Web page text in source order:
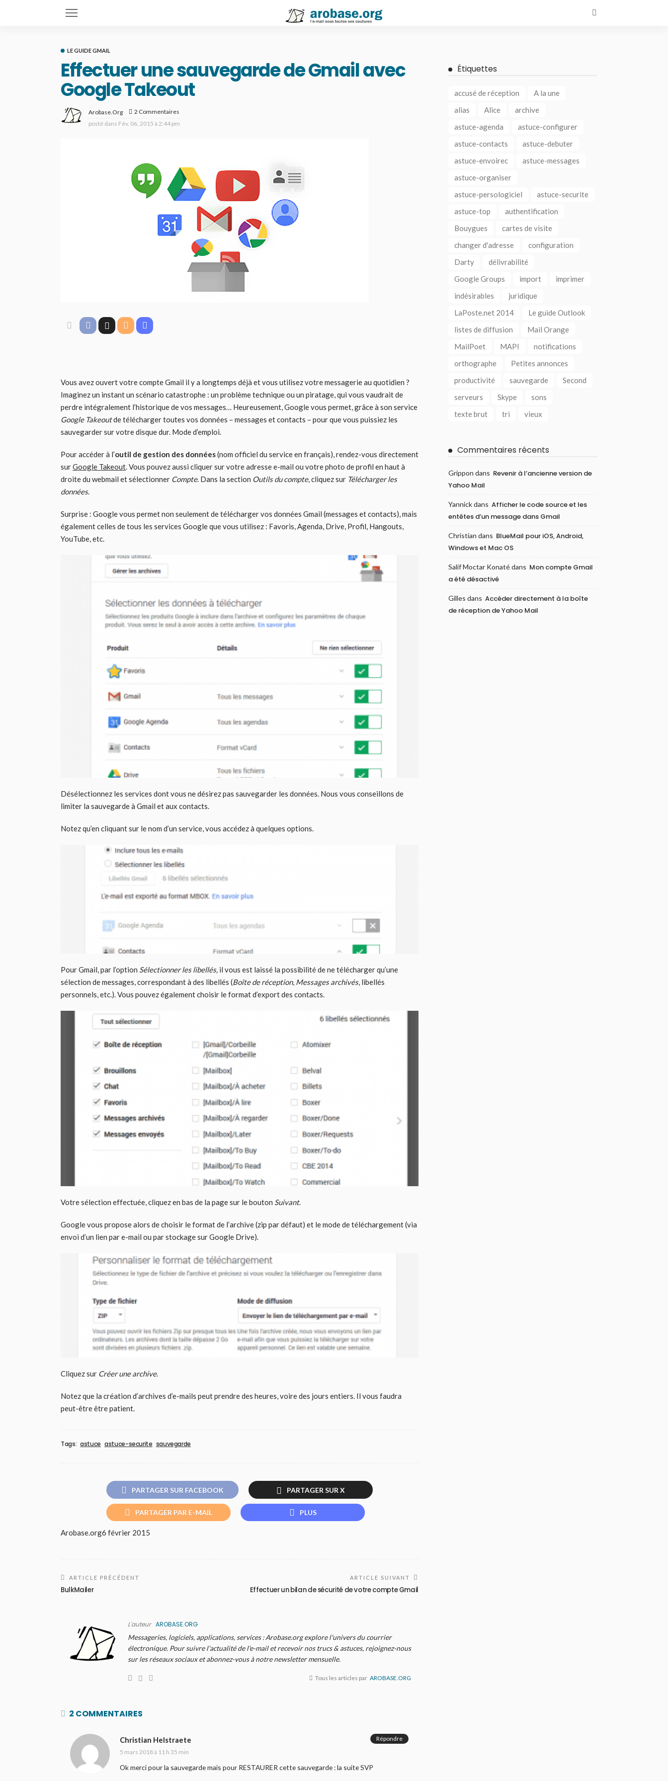
LE GUIDE GMAIL
Effectuer une sauvegarde de Gmail avec
Google Takeout
Arobase.org
2 Commentaires
posté dans Fév. 06, 2015 à 2:44 pm
Vous avez ouvert votre compte Gmail il y a longtemps déjà et vous utilisez votre messagerie au quotidien ?
Imaginez un instant un scénario catastrophe : un problème technique ou un piratage, qui vous vaudrait de
perdre intégralement l’historique de vos messages… Heureusement, Google vous permet, grâce à son service
Google Takeoutde télécharger toutes vos données – messages et contacts – pour que vous puissiez les
sauvegarder sur votre disque dur. Mode d’emploi.
Pour accéder à l’outil de gestion des données(nom officiel du service en français), rendez-vous directement
surGoogle Takeout. Vous pouvez aussi cliquer sur votre adresse e-mail ou votre photo de profil en haut à
droite du webmail et sélectionner Compte. Dans la section Outils du compte, cliquez sur Télécharger les
données.
Surprise : Google vous permet non seulement de télécharger vos données Gmail (messages et contacts), mais
également celles de tous les services Google que vous utilisez : Favoris, Agenda, Drive, Profil, Hangouts,
YouTube, etc.
Désélectionnez les services dont vous ne désirez pas sauvegarder les données. Nous vous conseillons de
limiter la sauvegarde à Gmail et aux contacts.
Notez qu’en cliquant sur le nom d’un service, vous accédez à quelques options.
Pour Gmail, par l’option Sélectionner les libellés, il vous est laissé la possibilité de ne télécharger qu’une
sélection de messages, correspondant à des libellés (Boîte de réception, Messages archivés, libellés
personnels, etc.). Vous pouvez également choisir le format d’export des contacts.
Votre sélection effectuée, cliquez en bas de la page sur le bouton Suivant.
Google vous propose alors de choisir le format de l’archive (zip par défaut) et le mode de téléchargement (via
envoi d’un lien par e-mail ou par stockage sur Google Drive).
Cliquez sur Créer une archive.
Notez que la création d’archives d’e-mails peut prendre des heures, voire des jours entiers. Il vous faudra
peut-être être patient.
Tags: astuce astuce-securite sauvegarde
PARTAGER SUR FACEBOOK PARTAGER SUR X
PARTAGER PAR E-MAIL PLUS
Arobase.org6 février 2015
ARTICLE PRÉCÉDENT
BulkMailer
ARTICLE SUIVANT
Effectuer un bilan de sécurité de votre compte Gmail
L'auteur AROBASE.ORG
Messageries, logiciels, applications, services : Arobase.org explore l'univers du courrier
électronique. Pour suivre l'actualité de l'e-mail et recevoir nos trucs & astuces, rejoignez-nous
sur les réseaux sociaux et abonnez-vous à notre newsletter mensuelle.
Tous les articles par AROBASE.ORG
2 COMMENTAIRES
Christian Helstraete
5 mars 2018 à 11 h 35 min
Ok merci pour la sauvegarde mais pour RESTAURER cette sauvegarde : la suite SVP
Répondre
Étiquettes
accusé de réception
A la une
alias
Alice
archive
astuce-agenda
astuce-configurer
astuce-contacts
astuce-debuter
astuce-envoirec
astuce-messages
astuce-organiser
astuce-persologiciel
astuce-securite
astuce-top
authentification
Bouygues
cartes de visite
changer d'adresse
configuration
Darty
délivrabilité
Google Groups
import
imprimer
indésirables
juridique
LaPoste.net 2014
Le guide Outlook
listes de diffusion
Mail Orange
MailPoet
MAPI
notifications
orthographe
Petites annonces
productivité
sauvegarde
Second
serveurs
Skype
sons
texte brut
tri vieux
Commentaires récents
Grippon dans Revenir à l’ancienne version de
Yahoo Mail
Yannickdans Afficher le code source et les
entêtes d’un message dans Gmail
Christian dans BlueMail pour iOS, Android,
Windows et Mac OS
Salif Moctar Konatédans Mon compte Gmail
a été désactivé
Gilles dans Accéder directement à la boîte
de réception de Yahoo Mail